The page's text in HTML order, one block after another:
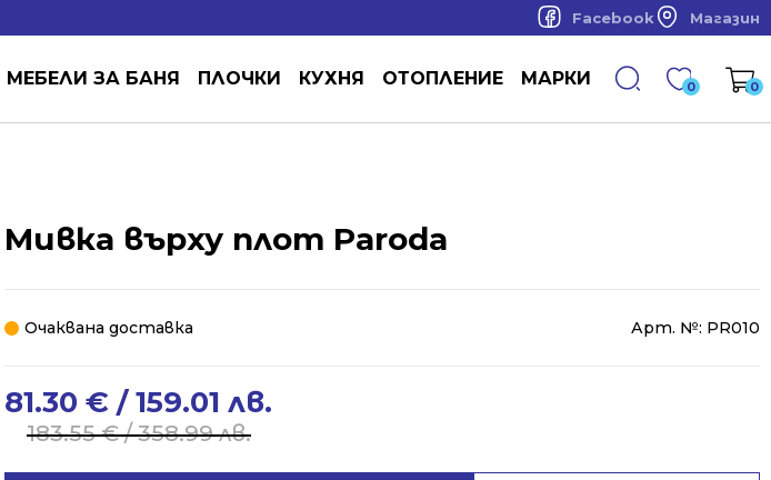
Facebook Магазин
МЕБЕЛИ ЗА БАНЯ ПЛОЧКИ КУХНЯ ОТОПЛЕНИЕ МАРКИ 0 0
Мивка върху плот Paroda
Очаквана доставка Арт. №: PR010
183.55€/ 358.99 лв.
Original
price
81.30 € / 159.01 лв.
Current
price